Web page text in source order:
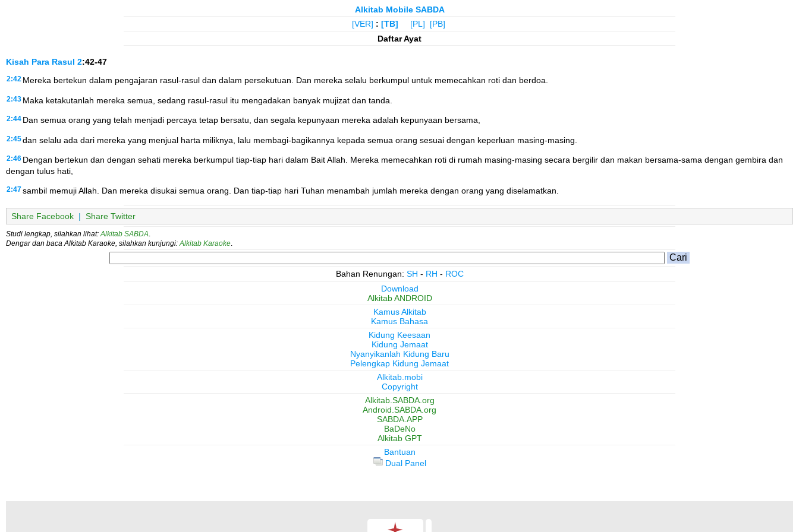
Alkitab Mobile SABDA
[VER] : [TB] [PL]
[PB]
Daftar Ayat
Kisah Para Rasul 2:42-47
2:42 Mereka bertekun dalam pengajaran rasul-rasul dan dalam persekutuan. Dan mereka selalu berkumpul untuk memecahkan roti dan berdoa.
2:43 Maka ketakutanlah mereka semua, sedang rasul-rasul itu mengadakan banyak mujizat dan tanda.
2:44 Dan semua orang yang telah menjadi percaya tetap bersatu, dan segala kepunyaan mereka adalah kepunyaan bersama,
2:45dan selalu ada dari mereka yang menjual harta miliknya, lalu membagi-bagikannya kepada semua orang sesuai dengan keperluan masing-masing.
2:46 Dengan bertekun dan dengan sehati mereka berkumpul tiap-tiap hari dalam Bait Allah. Mereka memecahkan roti di rumah masing-masing secara bergilir dan makan bersama-sama dengan gembira dan
dengan tulus hati,
2:47 sambil memuji Allah. Dan mereka disukai semua orang. Dan tiap-tiap hari Tuhan menambah jumlah mereka dengan orang yang diselamatkan.
Share Facebook | Share Twitter
Studi lengkap, silahkan lihat: Alkitab SABDA
Dengar dan baca Alkitab Karaoke, silahkan kunjungi: Alkitab Karaoke
Bahan Renungan: SH - RH - ROC
Download
Alkitab ANDROID
Kamus Alkitab
Kamus Bahasa
Kidung Keesaan
Kidung Jemaat
Nyanyikanlah Kidung Baru
Pelengkap Kidung Jemaat
Alkitab.mobi
Copyright
Alkitab.SABDA.org
Android.SABDA.org
SABDA.APP
BaDeNo
Alkitab GPT
Bantuan
Dual Panel